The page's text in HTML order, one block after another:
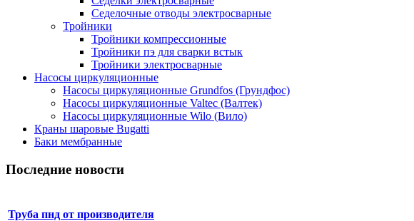
Седелочные отводы электросварные
Тройники
Тройники компрессионные
Тройники пэ для сварки встык
Тройники электросварные
Насосы циркуляционные
Насосы циркуляционные Grundfos (Грундфос)
Насосы циркуляционные Valtec (Валтек)
Насосы циркуляционные Wilo (Вило)
Краны шаровые Bugatti
Баки мембранные
Последние новости
Труба пнд от производителя